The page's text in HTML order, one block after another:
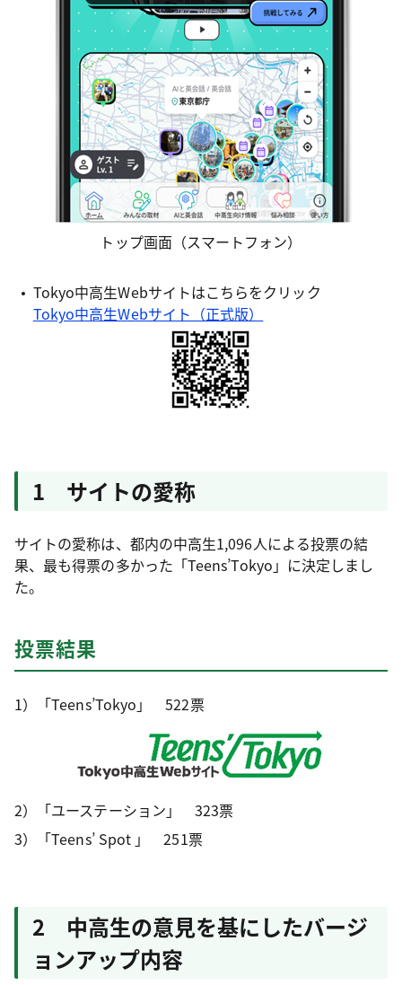
トップ画面（スマートフォン）
Tokyo中高生Webサイトはこちらをクリック
Tokyo中高生Webサイト（正式版）
1 サイトの愛称
サイトの愛称は、都内の中高生1,096人による投票の結
果、最も得票の多かった「Teens’Tokyo」に決定しまし
た。
投票結果
1）「Teens’Tokyo」 522票
2）「ユーステーション」 323票
3）「Teens’ Spot 」 251票
2 中高生の意見を基にしたバージ
ョンアップ内容